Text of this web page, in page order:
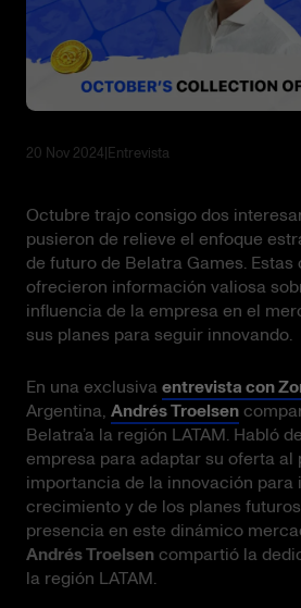
20 Nov 2024|Entrevista
Octubre trajo consigo dos
pusieron de relieve el enfoque
de futuro de Belatra Games.
ofrecieron información valiosa
influencia de la empresa en el
sus planes para seguir innovando.
En una exclusivaentrevista con
Argentina, Andrés Troelsen
Belatra’a la región LATAM. Habló
empresa para adaptar su oferta al
importancia de la innovación para
crecimiento y de los planes
presencia en este dinámico
Andrés Troelsencompartió la
la región LATAM.